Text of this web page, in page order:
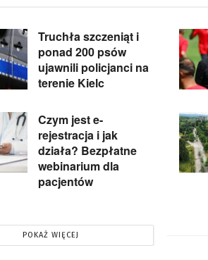
Truchła szczeniąt i
ponad 200 psów
ujawnili policjanci na
terenie Kielc
Czym jest e-
rejestracja i jak
działa? Bezpłatne
webinarium dla
pacjentów
POKAŻ WIĘCEJ